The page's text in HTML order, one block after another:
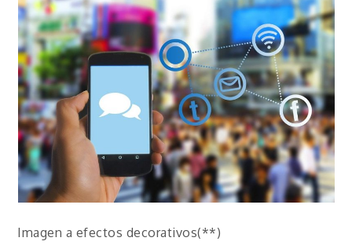
Imagen a efectos decorativos(**)